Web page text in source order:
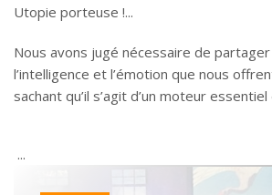
Utopie porteuse !
Nous avons jugé nécessaire de
l’intelligence et l’émotion que nous
sachant qu’il s’agit d’un moteur